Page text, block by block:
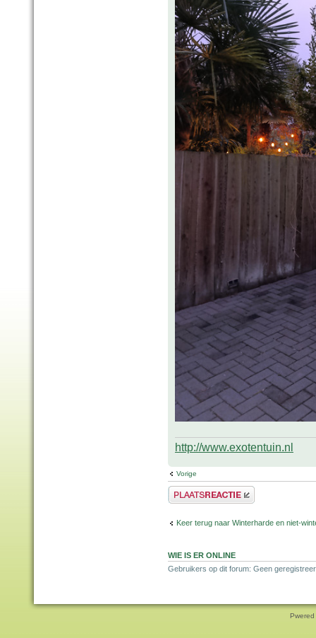
http://www.exotentuin.nl
Vorige
Plaats een reactie
Keer terug naar Winterharde en niet-
WIE IS ER ONLINE
Gebruikers op dit forum: Geen